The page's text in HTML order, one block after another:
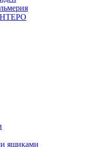
ящиками